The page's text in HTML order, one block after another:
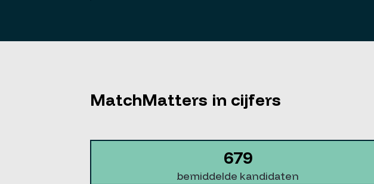
MatchMatters in cijfers
679
bemiddelde kandidaten